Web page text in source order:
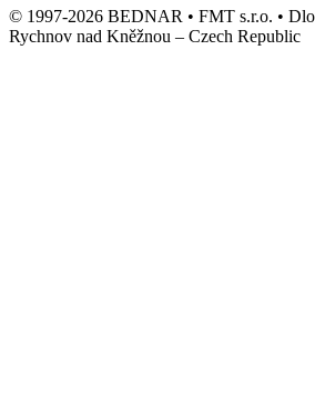
© 1997-2026 BEDNAR • FMT s.r.o. •
Rychnov nad Kněžnou – Czech Republic